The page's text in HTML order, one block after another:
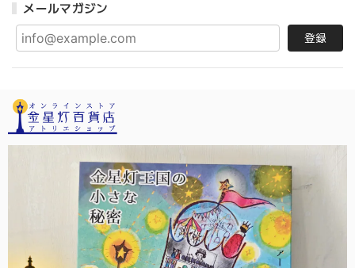
メールマガジン
登録